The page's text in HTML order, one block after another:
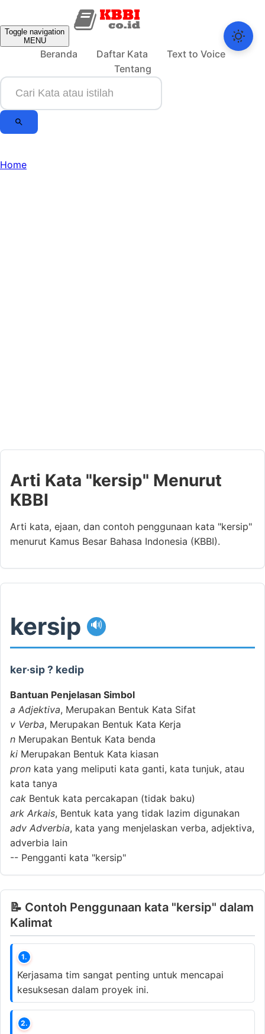
Toggle navigation
MENU
Beranda Daftar Kata
Text to Voice
Tentang
Home
Arti Kata "kersip" Menurut
KBBI
Arti kata, ejaan, dan contoh penggunaan kata "kersip"
menurut Kamus Besar Bahasa Indonesia (KBBI).
kersip 🔊
ker·sip ? kedip
Bantuan Penjelasan Simbol
a Adjektiva, Merupakan Bentuk Kata Sifat
v Verba, Merupakan Bentuk Kata Kerja
n Merupakan Bentuk Kata benda
ki Merupakan Bentuk Kata kiasan
pron kata yang meliputi kata ganti, kata tunjuk, atau
kata tanya
cak Bentuk kata percakapan (tidak baku)
ark Arkais, Bentuk kata yang tidak lazim digunakan
adv Adverbia, kata yang menjelaskan verba, adjektiva,
adverbia lain
-- Pengganti kata "kersip"
📝 Contoh Penggunaan kata "kersip" dalam
Kalimat
1.
Kerjasama tim sangat penting untuk mencapai
kesuksesan dalam proyek ini.
2.